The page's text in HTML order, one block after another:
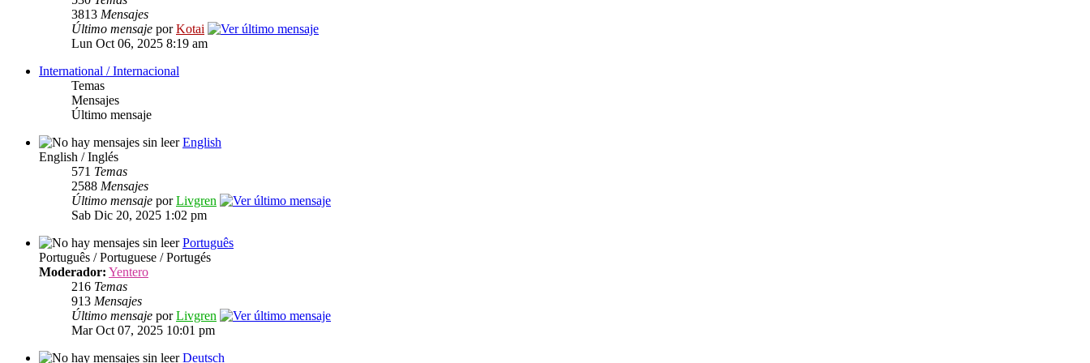
3813 Mensajes
Último mensaje porKotai
Lun Oct 06, 2025 8:19 am
International / Internacional
Temas
Mensajes
Último mensaje
English
English / Inglés
571 Temas
2588 Mensajes
Último mensaje porLivgren
Sab Dic 20, 2025 1:02 pm
Português
Português / Portuguese / Portugés
Moderador: Yentero
216 Temas
913 Mensajes
Último mensaje porLivgren
Mar Oct 07, 2025 10:01 pm
Deutsch